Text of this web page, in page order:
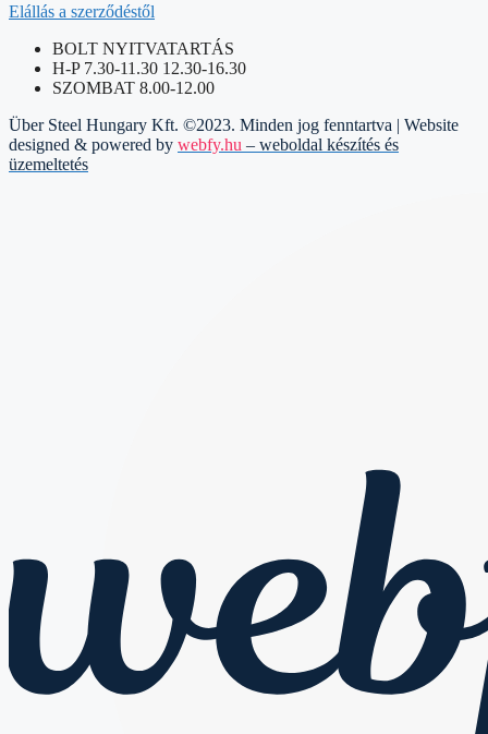
Elállás a szerződéstől
BOLT NYITVATARTÁS
H-P 7.30-11.30 12.30-16.30
SZOMBAT 8.00-12.00
Über Steel Hungary Kft. ©2023. Minden jog fenntartva | Website
designed & powered by webfy.hu – weboldal készítés és
üzemeltetés